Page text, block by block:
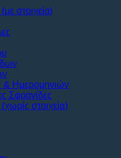
στοιχεία)
& Ημερομηνιών
Σφραγίδες
στοιχεία)